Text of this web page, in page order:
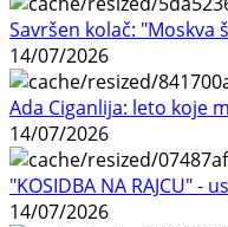
Savršen kolač: "Moskva
14/07/2026
Ada Ciganlija: leto koje
14/07/2026
"KOSIDBA NA RAJCU" -
14/07/2026